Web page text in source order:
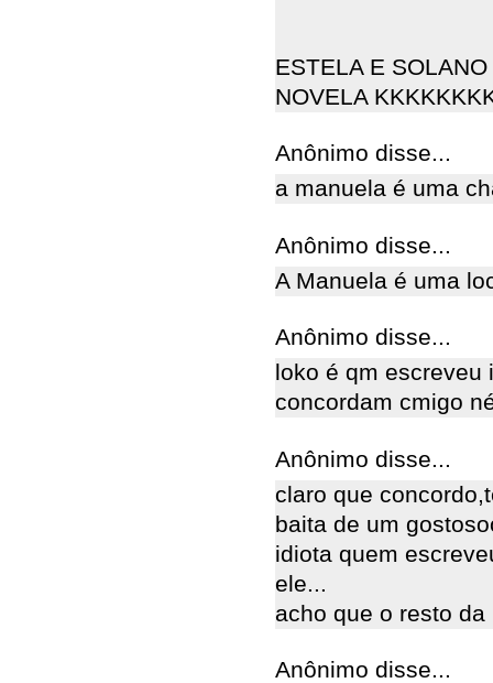
ESTELA E
NOVELA
Anônimo disse...
a manuela é uma
Anônimo disse...
A Manuela é uma
Anônimo disse...
loko é qm
concordam cmigo
Anônimo disse...
claro que
baita de um
idiota quem
ele...
acho que o resto
Anônimo disse...